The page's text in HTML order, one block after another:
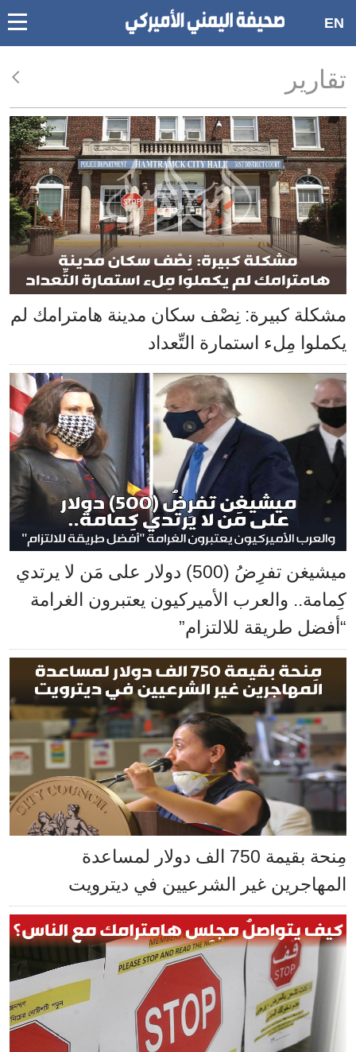
Accessibility
links
المحتوى
الرئيسي
الأقسام
الرئيسية
to
Search
EN
تقارير
مشكلة كبيرة: نِصْف سكان مدينة هامترامك لم
يكملوا مِلء استمارة التِّعداد
ميشيغن تفرِضُ (500) دولار على مَن لا يرتدي
كِمامة.. والعرب الأميركيون يعتبرون الغرامة
“أفضل طريقة للالتزام”
مِنحة بقيمة 750 الف دولار لمساعدة
المهاجرين غير الشرعيين في ديترويت